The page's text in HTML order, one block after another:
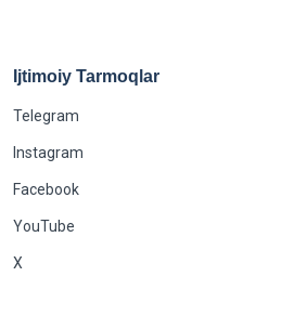
Ijtimoiy Tarmoqlar
Telegram
Instagram
Facebook
YouTube
X